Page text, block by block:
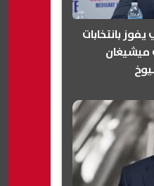
بانتخابات
ميشيغان